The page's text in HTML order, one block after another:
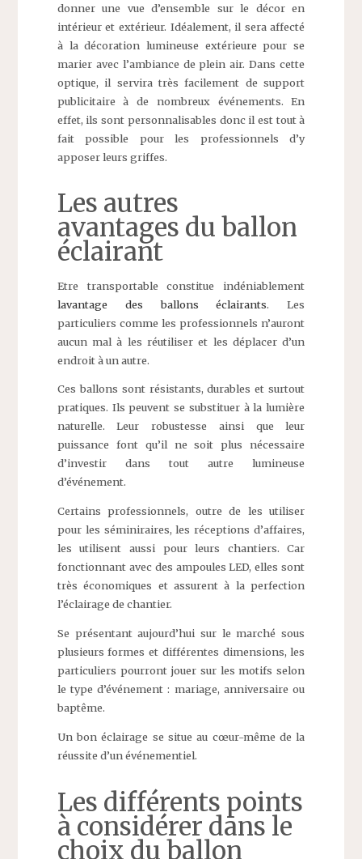
donner une vue d’ensemble sur le décor en
intérieur et extérieur. Idéalement, il sera affecté
à la décoration lumineuse extérieure pour se
marier avec l’ambiance de plein air. Dans cette
optique, il servira très facilement de support
publicitaire à de nombreux événements. En
effet, ils sont personnalisables donc il est tout à
fait possible pour les professionnels d’y
apposer leurs griffes.
Les autres
avantages du ballon
éclairant
Etre transportable constitue indéniablement
lavantage des ballons éclairants. Les
particuliers comme les professionnels n’auront
aucun mal à les réutiliser et les déplacer d’un
endroit à un autre.
Ces ballons sont résistants, durables et surtout
pratiques. Ils peuvent se substituer à la lumière
naturelle. Leur robustesse ainsi que leur
puissance font qu’il ne soit plus nécessaire
d’investir dans tout autre lumineuse
d’événement.
Certains professionnels, outre de les utiliser
pour les séminiraires, les réceptions d’affaires,
les utilisent aussi pour leurs chantiers. Car
fonctionnant avec des ampoules LED, elles sont
très économiques et assurent à la perfection
l’éclairage de chantier.
Se présentant aujourd’hui sur le marché sous
plusieurs formes et différentes dimensions, les
particuliers pourront jouer sur les motifs selon
le type d’événement : mariage, anniversaire ou
baptême.
Un bon éclairage se situe au cœur-même de la
réussite d’un événementiel.
Les différents points
à considérer dans le
choix du ballon